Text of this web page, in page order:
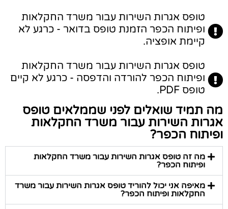
טופס אגרות השירות עבור משרד החקלאות
ופיתוח הכפר הזמנת טופס בדואר - כרגע לא
קיימת אופציה.
טופס אגרות השירות עבור משרד החקלאות
ופיתוח הכפר להורדה והדפסה - כרגע לא קיים
טופס PDF.
מה תמיד שואלים לפני שממלאים טופס
אגרות השירות עבור משרד החקלאות
ופיתוח הכפר?
מה זה טופס אגרות השירות עבור משרד החקלאות
ופיתוח הכפר?
מאיפה אני יכול להוריד טופס אגרות השירות עבור משרד
החקלאות ופיתוח הכפר?